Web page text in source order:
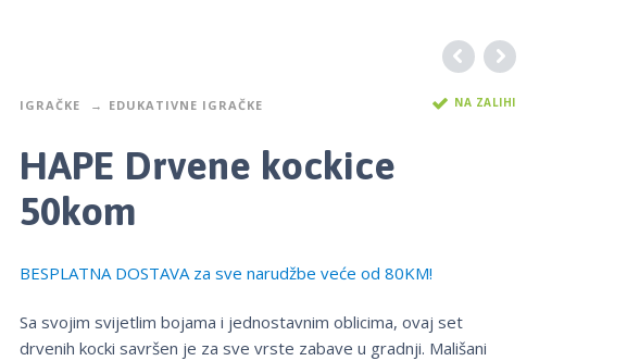
IGRAČKE EDUKATIVNE IGRAČKE NA ZALIHI
HAPE Drvene kockice
50kom
BESPLATNA DOSTAVA za sve narudžbe veće od 80KM!
Sa svojim svijetlim bojama i jednostavnim oblicima, ovaj set
drvenih kocki savršen je za sve vrste zabave u gradnji. Mališani